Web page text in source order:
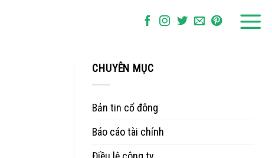
CHUYÊN MỤC
Bản tin cổ đông
Báo cáo tài chính